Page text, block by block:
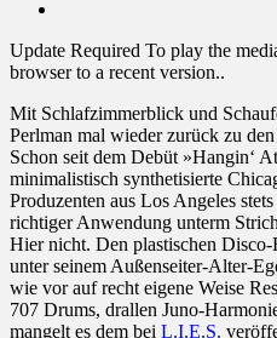
Update Required To play the
browser to a recent version..
Mit Schlafzimmerblick und
Perlman mal wieder zurück zu
Schon seit dem Debüt »Hangin‘
minimalistisch synthetisierte
Produzenten aus Los Angeles
richtiger Anwendung unterm
Hier nicht. Den plastischen
unter seinem Außenseiter-Alter-
wie vor auf recht eigene Weise
707 Drums, drallen Juno-
mangelt es dem bei L.I.E.S.